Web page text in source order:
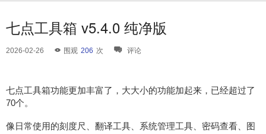
七点工具箱 v5.4.0 纯净版
2026-02-26 围观 206 次 评论
七点工具箱功能更加丰富了，大大小的功能加起来，已经超过了
70个。
像日常使用的刻度尺、翻译工具、系统管理工具、密码查看、图